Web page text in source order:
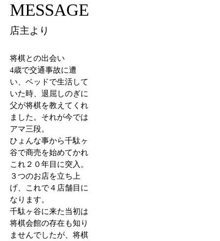
MESSAGE
店主より
将棋との出会い
4歳で交通事故に遭
い、ベッドで生活して
いた時、退屈しのぎに
父が将棋を教えてくれ
ました。それが今では
アマ三段。
ひょんな事から千駄ヶ
谷で商売を始めてかれ
これ２０年目に突入。
３つのお店を立ち上
げ、これで４店舗目に
なります。
千駄ヶ谷に来た当初は
将棋会館の存在も知り
ませんでしたが、将棋